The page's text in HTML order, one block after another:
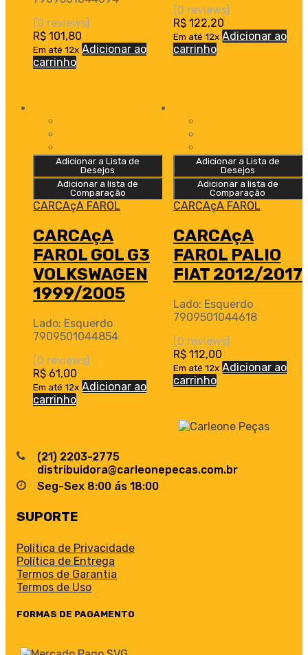
(0 reviews)
R$ 101,80
Em até 12x Adicionar ao
carrinho
(0 reviews)
R$122,20
Em até 12x Adicionar ao
carrinho
Adicionar a Lista de
Desejos
Adicionar a lista de
Comparação
CARCAçA FAROL
CARCAçA
FAROL GOL G3
VOLKSWAGEN
1999/2005
Lado: Esquerdo
7909501044854
(0 reviews)
R$ 61,00
Em até 12x Adicionar ao
carrinho
Adicionar a Lista de
Desejos
Adicionar a lista de
Comparação
CARCAçA FAROL
CARCAçA
FAROL PALIO
FIAT 2012/2017
Lado: Esquerdo
7909501044618
(0 reviews)
R$112,00
Em até 12x Adicionar ao
carrinho
(21) 2203-2775
distribuidora@carleonepecas.com.br
Seg-Sex 8:00 ás 18:00
SUPORTE
Política de Privacidade
Política de Entrega
Termos de Garantia
Termos de Uso
FORMAS DE PAGAMENTO